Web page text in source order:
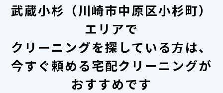
武蔵小杉（川崎市中原区小杉町）
エリアで
クリーニングを探している方は、
今すぐ頼める宅配クリーニングが
おすすめです